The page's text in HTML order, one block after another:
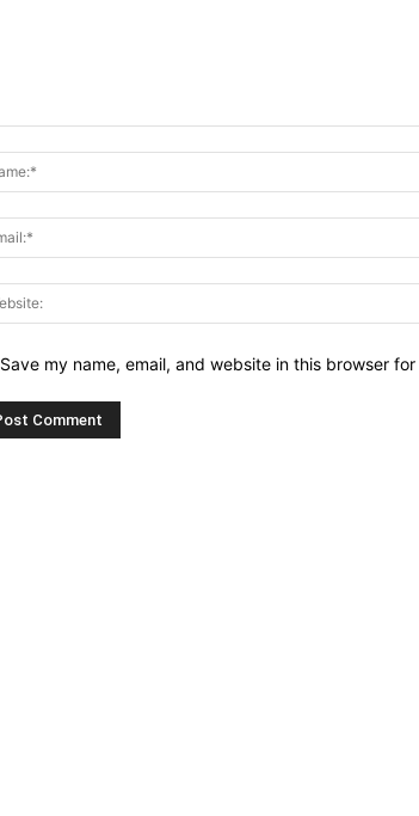
Save my name, email, and website in this browser